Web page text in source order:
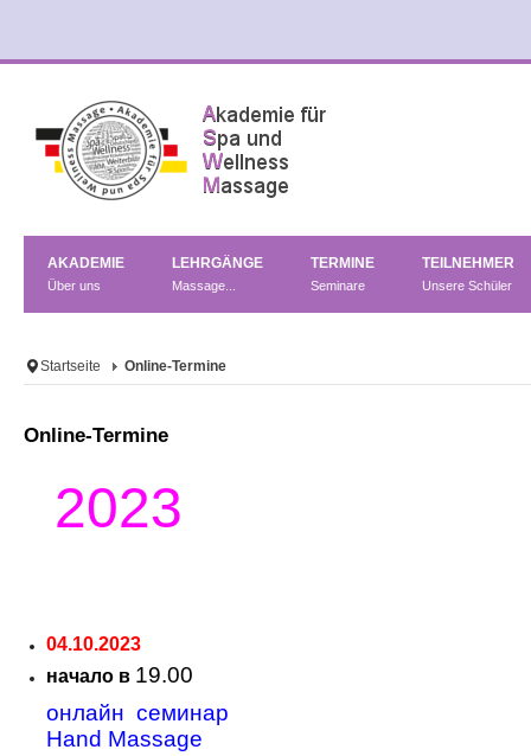
AKADEMIE
Über uns
LEHRGÄNGE
Massage...
TERMINE
Seminare
TEILNEHMER
Unsere Schüler
Startseite Online-Termine
Online-Termine
2023
04.10.2023
начало в 19.00
онлайн семинар
Hand Massage